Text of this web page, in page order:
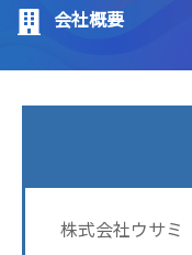
会社概要
株式会社ウサミ